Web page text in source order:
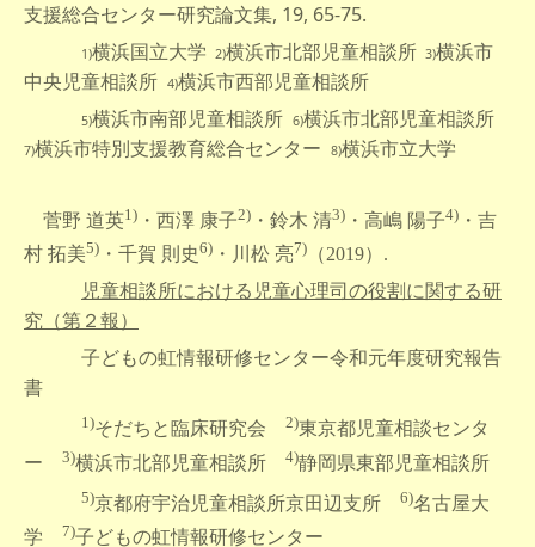
支援総合センター研究論文集, 19, 65-75.
1)横浜国立大学 2)横浜市北部児童相談所 3)横浜市
中央児童相談所 4)横浜市西部児童相談所
5)横浜市南部児童相談所 6)横浜市北部児童相談所
7)横浜市特別支援教育総合センター 8)横浜市立大学
菅野 道英1) ・西澤 康子2) ・鈴木 清3) ・高嶋 陽子4) ・吉
村 拓美5) ・千賀 則史6) ・川松 亮7) （2019）.
児童相談所における児童心理司の役割に関する研
究（第２報）
子どもの虹情報研修センター令和元年度研究報告
書
1)そだちと臨床研究会 2)東京都児童相談センタ
ー 3)横浜市北部児童相談所 4)静岡県東部児童相談所
5)京都府宇治児童相談所京田辺支所 6)名古屋大
学
7)子どもの虹情報研修センター